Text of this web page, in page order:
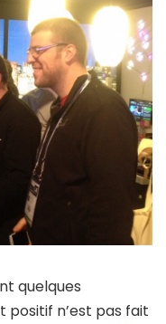
quelques
positif n’est pas fait